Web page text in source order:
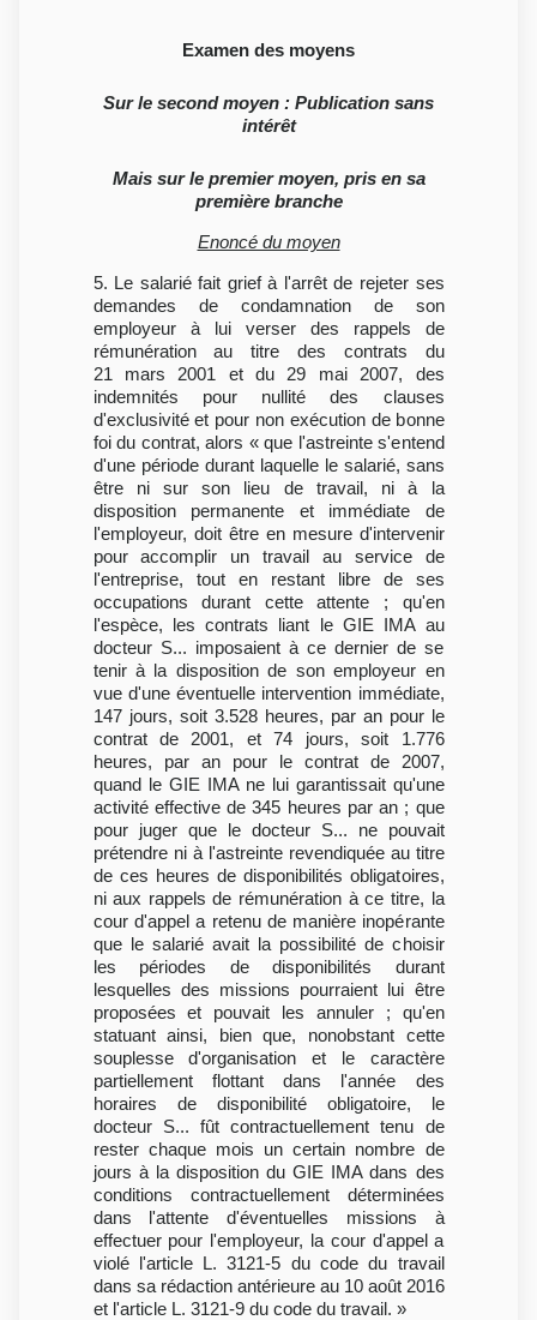
Examen des moyens
Sur le second moyen : Publication sans
intérêt
Mais sur le premier moyen, pris en sa
première branche
Enoncé du moyen
5. Le salarié fait grief à l'arrêt de rejeter ses
demandes de condamnation de son
employeur à lui verser des rappels de
rémunération au titre des contrats du
21 mars 2001 et du 29 mai 2007, des
indemnités pour nullité des clauses
d'exclusivité et pour non exécution de bonne
foi du contrat, alors « que l'astreinte s'entend
d'une période durant laquelle le salarié, sans
être ni sur son lieu de travail, ni à la
disposition permanente et immédiate de
l'employeur, doit être en mesure d'intervenir
pour accomplir un travail au service de
l'entreprise, tout en restant libre de ses
occupations durant cette attente ; qu'en
l'espèce, les contrats liant le GIE IMA au
docteur S... imposaient à ce dernier de se
tenir à la disposition de son employeur en
vue d'une éventuelle intervention immédiate,
147 jours, soit 3.528 heures, par an pour le
contrat de 2001, et 74 jours, soit 1.776
heures, par an pour le contrat de 2007,
quand le GIE IMA ne lui garantissait qu'une
activité effective de 345 heures par an ; que
pour juger que le docteur S... ne pouvait
prétendre ni à l'astreinte revendiquée au titre
de ces heures de disponibilités obligatoires,
ni aux rappels de rémunération à ce titre, la
cour d'appel a retenu de manière inopérante
que le salarié avait la possibilité de choisir
les périodes de disponibilités durant
lesquelles des missions pourraient lui être
proposées et pouvait les annuler ; qu'en
statuant ainsi, bien que, nonobstant cette
souplesse d'organisation et le caractère
partiellement flottant dans l'année des
horaires de disponibilité obligatoire, le
docteur S... fût contractuellement tenu de
rester chaque mois un certain nombre de
jours à la disposition du GIE IMA dans des
conditions contractuellement déterminées
dans l'attente d'éventuelles missions à
effectuer pour l'employeur, la cour d'appel a
violé l'article L. 3121-5 du code du travail
dans sa rédaction antérieure au 10 août 2016
et l'article L. 3121-9 du code du travail. »